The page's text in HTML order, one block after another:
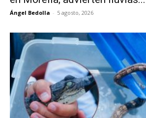
Ángel Bedolla - 5 agosto, 2026